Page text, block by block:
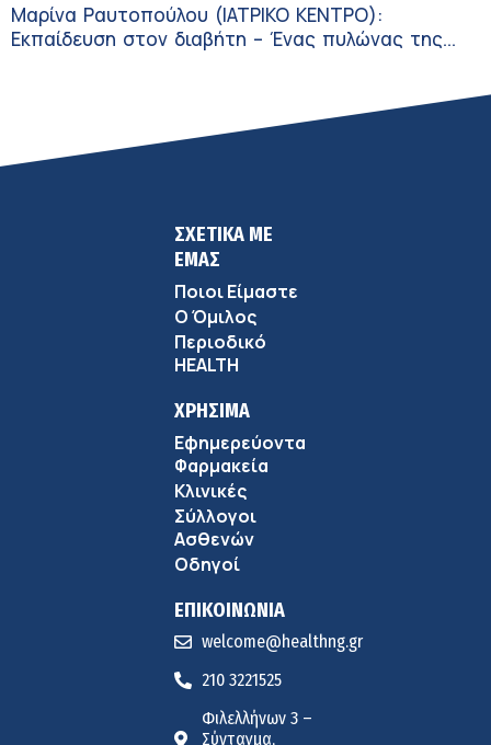
Μαρίνα Ραυτοπούλου (ΙΑΤΡΙΚΟ ΚΕΝΤΡΟ):
Εκπαίδευση στον διαβήτη – Ένας πυλώνας της
ΣΧΕΤΙΚΑ ΜΕ
ΕΜΑΣ
Ποιοι Είμαστε
Ο Όμιλος
Περιοδικό
HEALTH
ΧΡΗΣΙΜΑ
Εφημερεύοντα
Φαρμακεία
Κλινικές
Σύλλογοι
Ασθενών
Οδηγοί
ΕΠΙΚΟΙΝΩΝΙΑ
welcome@healthng.gr
210 3221525
Φιλελλήνων 3 –
Σύνταγμα,